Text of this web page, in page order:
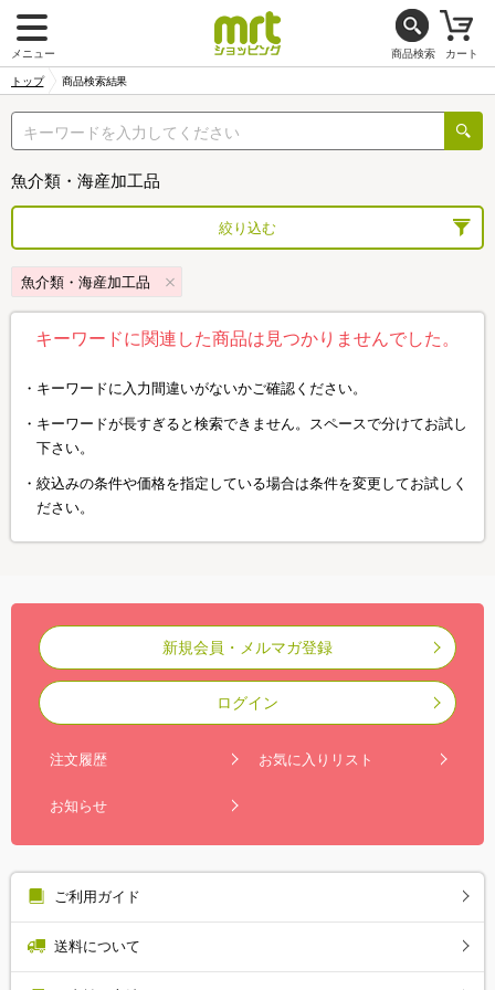
メニュー 商品検索 カート
トップ 商品検索結果
魚介類・海産加工品
絞り込む
魚介類・海産加工品
キーワードに関連した商品は見つかりませんでした。
キーワードに入力間違いがないかご確認ください。
キーワードが長すぎると検索できません。スペースで分けてお試し
下さい。
絞込みの条件や価格を指定している場合は条件を変更してお試しく
ださい。
新規会員・メルマガ登録
ログイン
注文履歴 お気に入りリスト
お知らせ
ご利用ガイド
送料について